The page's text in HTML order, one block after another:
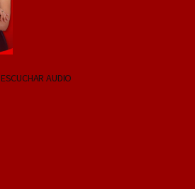
ESCUCHAR AUDIO